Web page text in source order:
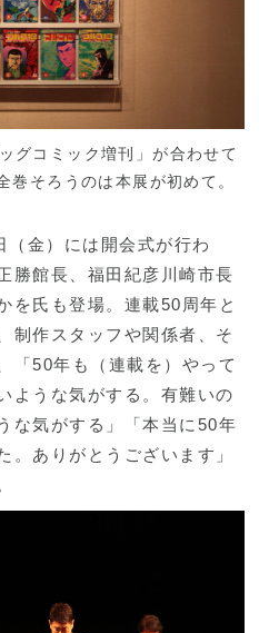
グコミック増刊」が合わせて
そろうのは本展が初めて。
金）には開会式が行わ
勝館長、福田紀彦川崎市長
を氏も登場。連載50周年と
制作スタッフや関係者、そ
「50年も（連載を）やって
ような気がする。有難いの
な気がする」「本当に50年
。ありがとうございます」